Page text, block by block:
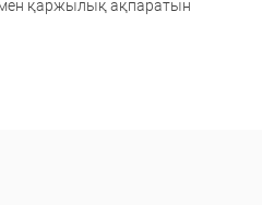
қаржылық ақпаратын